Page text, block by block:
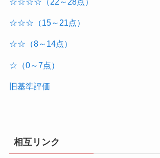
☆☆☆（15～21点）
☆☆（8～14点）
☆（0～7点）
旧基準評価
相互リンク